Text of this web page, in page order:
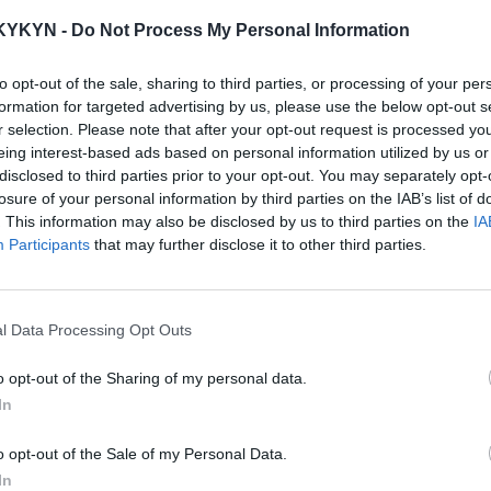
- Do Not Process My Personal Information
opt-out of the sale, sharing to third parties, or processing of your
for targeted advertising by us, please use the below opt-out
selection. Please note that after your opt-out request is processed
interest-based ads based on personal information utilized by us
to third parties prior to your opt-out. You may separately
of your personal information by third parties on the IAB’s list of
This information may also be disclosed by us to third parties on the
Participants that may further disclose it to other third parties.
Data Processing Opt Outs
opt-out of the Sharing of my personal data.
opt-out of the Sale of my Personal Data.
Nechajte
Nakúpte nad 500.00
Chcete si vyskúšať
Navštívte našu
Poradíme Vám?
na tel. čísle:0903 646